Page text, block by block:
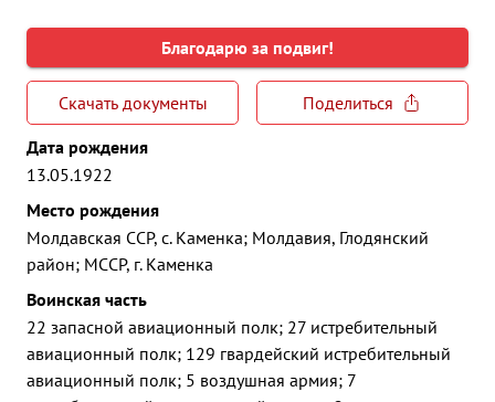
Благодарю за подвиг!
Скачать документы
Поделиться
Дата рождения
13.05.1922
Место рождения
Молдавская ССР, с. Каменка; Молдавия, Глодянский
район; МССР, г. Каменка
Воинская часть
22 запасной авиационный полк; 27 истребительный
авиационный полк; 129 гвардейский истребительный
авиационный полк; 5 воздушная армия; 7